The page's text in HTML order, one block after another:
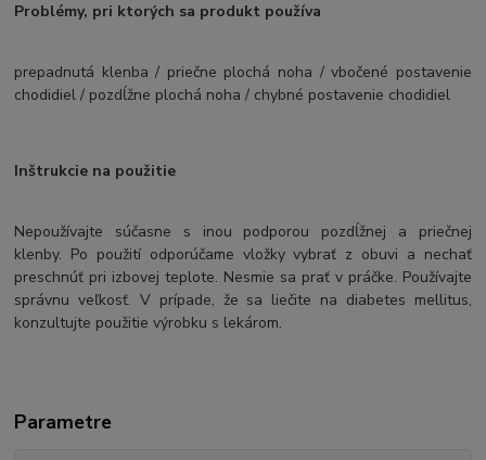
Problémy, pri ktorých sa produkt používa
prepadnutá klenba / priečne plochá noha / vbočené postavenie
chodidiel / pozdĺžne plochá noha / chybné postavenie chodidiel
Inštrukcie na použitie
Nepoužívajte súčasne s inou podporou pozdĺžnej a priečnej
klenby. Po použití odporúčame vložky vybrať z obuvi a nechať
preschnúť pri izbovej teplote. Nesmie sa prať v práčke. Používajte
správnu veľkosť. V prípade, že sa liečite na diabetes mellitus,
konzultujte použitie výrobku s lekárom.
Parametre